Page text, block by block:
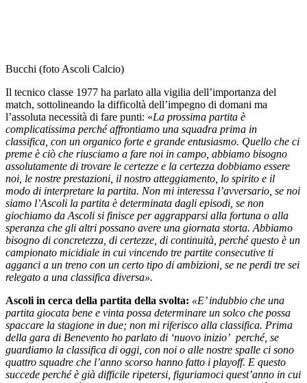
Bucchi (foto Ascoli Calcio)
Il tecnico classe 1977 ha parlato alla vigilia dell’importanza del
match, sottolineando la difficoltà dell’impegno di domani ma
l’assoluta necessità di fare punti: «La prossima partita è
complicatissima perché affrontiamo una squadra prima in
classifica, con un organico forte e grande entusiasmo. Quello che ci
preme è ciò che riusciamo a fare noi in campo, abbiamo bisogno
assolutamente di trovare le certezze e la certezza dobbiamo essere
noi, le nostre prestazioni, il nostro atteggiamento, lo spirito e il
modo di interpretare la partita. Non mi interessa l’avversario, se noi
siamo l’Ascoli la partita è determinata dagli episodi, se non
giochiamo da Ascoli si finisce per aggrapparsi alla fortuna o alla
speranza che gli altri possano avere una giornata storta. Abbiamo
bisogno di concretezza, di certezze, di continuità, perché questo è un
campionato micidiale in cui vincendo tre partite consecutive ti
agganci a un treno con un certo tipo di ambizioni, se ne perdi tre sei
relegato a una classifica diversa».
Ascoli in cerca della partita della svolta: «E’ indubbio che una
partita giocata bene e vinta possa determinare un solco che possa
spaccare la stagione in due; non mi riferisco alla classifica. Prima
della gara di Benevento ho parlato di ‘nuovo inizio’ perché, se
guardiamo la classifica di oggi, con noi o alle nostre spalle ci sono
quattro squadre che l’anno scorso hanno fatto i playoff. E questo
succede perché è già difficile ripetersi, figuriamoci quest’anno in cui